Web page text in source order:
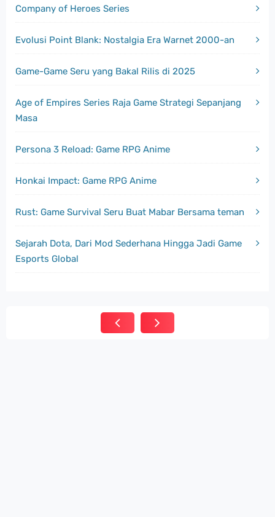
Company of Heroes Series
Evolusi Point Blank: Nostalgia Era Warnet 2000-an
Game-Game Seru yang Bakal Rilis di 2025
Age of Empires Series Raja Game Strategi Sepanjang
Masa
Persona 3 Reload: Game RPG Anime
Honkai Impact: Game RPG Anime
Rust: Game Survival Seru Buat Mabar Bersama teman
Sejarah Dota, Dari Mod Sederhana Hingga Jadi Game
Esports Global